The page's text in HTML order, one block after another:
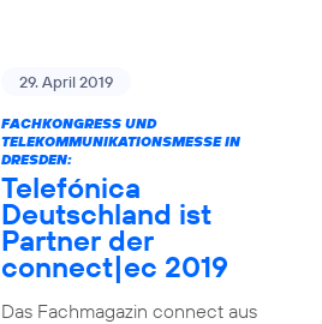
29. April 2019
FACHKONGRESS UND
TELEKOMMUNIKATIONSMESSE IN
DRESDEN:
Telefónica
Deutschland ist
Partner der
connect|ec 2019
Das Fachmagazin connect aus